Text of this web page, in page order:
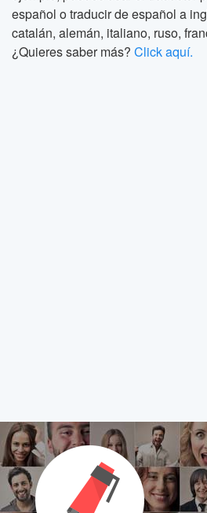
español o traducir de español a
catalán, alemán, italiano, ruso,
¿Quieres saber más? Click aquí.